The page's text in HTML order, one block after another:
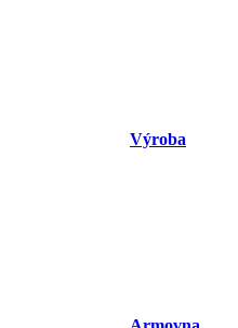
Výroba